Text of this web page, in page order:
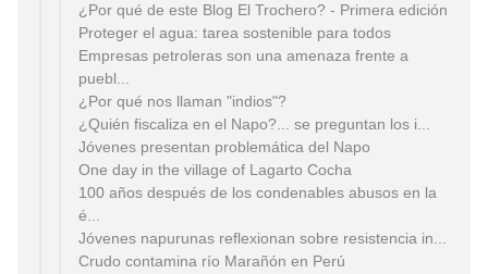
¿Por qué de este Blog El Trochero? - Primera edición
Proteger el agua: tarea sostenible para todos
Empresas petroleras son una amenaza frente a
puebl...
¿Por qué nos llaman "indios"?
¿Quién fiscaliza en el Napo?... se preguntan los i...
Jóvenes presentan problemática del Napo
One day in the village of Lagarto Cocha
100 años después de los condenables abusos en la
é...
Jóvenes napurunas reflexionan sobre resistencia in...
Crudo contamina río Marañón en Perú